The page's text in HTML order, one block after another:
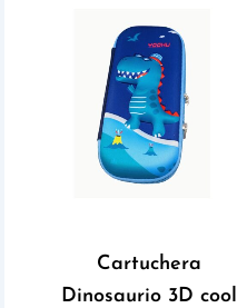
Cartuchera
Dinosaurio 3D cool